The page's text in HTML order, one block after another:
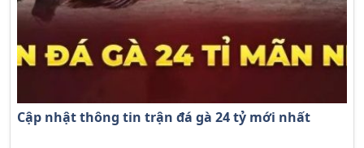
Cập nhật thông tin trận đá gà 24 tỷ mới nhất